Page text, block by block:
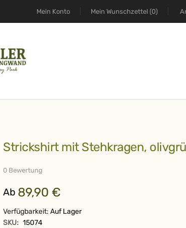
Mein Konto Mein Wunschzettel (0)
Strickshirt mit Stehkragen,
0 Bewertung
Ab 89,90 €
Verfügbarkeit: Auf Lager
SKU: 15074